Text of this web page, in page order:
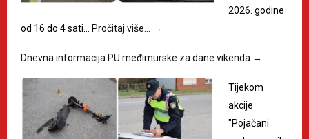
2026. godine
od 16 do 4 sati… Pročitaj više… →
Dnevna informacija PU međimurske za dane vikenda →
Tijekom
akcije
"Pojačani